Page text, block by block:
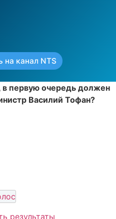
на канал NTS
первую очередь должен
Василий Тофан?
результаты